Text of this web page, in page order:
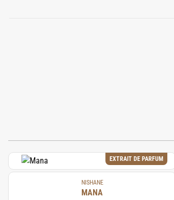
EXTRAIT DE PARFUM
NISHANE
MANA